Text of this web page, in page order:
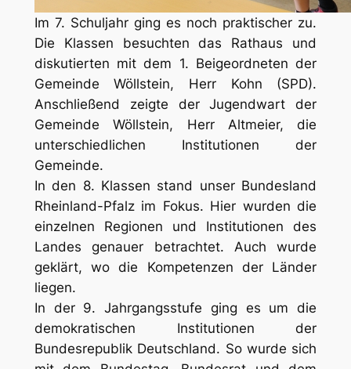
Im 7. Schuljahr ging es noch praktischer zu.
Die Klassen besuchten das Rathaus und
diskutierten mit dem 1. Beigeordneten der
Gemeinde Wöllstein, Herr Kohn (SPD).
Anschließend zeigte der Jugendwart der
Gemeinde Wöllstein, Herr Altmeier, die
unterschiedlichen Institutionen der
Gemeinde.
In den 8. Klassen stand unser Bundesland
Rheinland-Pfalz im Fokus. Hier wurden die
einzelnen Regionen und Institutionen des
Landes genauer betrachtet. Auch wurde
geklärt, wo die Kompetenzen der Länder
liegen.
In der 9. Jahrgangsstufe ging es um die
demokratischen Institutionen der
Bundesrepublik Deutschland. So wurde sich